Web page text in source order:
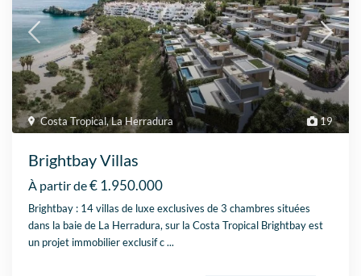
19
Costa Tropical,La Herradura
Brightbay Villas
À partir de€ 1.950.000
Brightbay : 14 villas de luxe exclusives de 3 chambres situées
dans la baie de La Herradura, sur la Costa Tropical Brightbay est
un projet immobilier exclusif c...